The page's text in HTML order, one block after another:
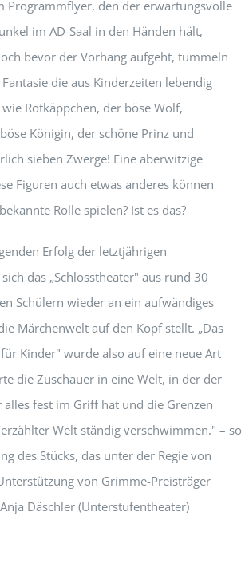
Programmflyer, den der erwartungsvolle
im AD-Saal in den Händen hält,
bevor der Vorhang aufgeht, tummeln
die aus Kinderzeiten lebendig
Rotkäppchen, der böse Wolf,
Königin, der schöne Prinz und
sieben Zwerge! Eine aberwitzige
Figuren auch etwas anderes können
Rolle spielen? Ist es das?
Erfolg der letztjährigen
das „Schlosstheater" aus rund 30
Schülern wieder an ein aufwändiges
Märchenwelt auf den Kopf stellt. „Das
Kinder" wurde also auf eine neue Art
die Zuschauer in eine Welt, in der der
alles fest im Griff hat und die Grenzen
Welt ständig verschwimmen." – so
des Stücks, das unter der Regie von
von Grimme-Preisträger
Däschler (Unterstufentheater)